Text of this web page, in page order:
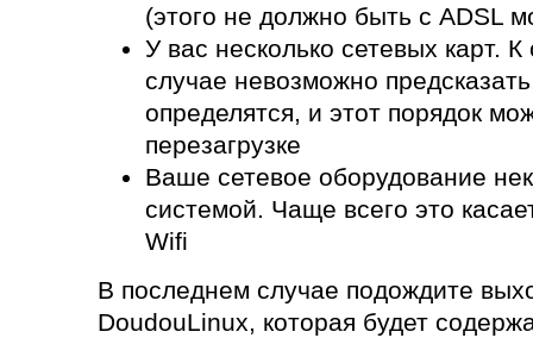
(этого не должно быть с ADSL
У вас несколько сетевых карт.
случае невозможно
определятся, и этот порядок
перезагрузке
Ваше сетевое оборудование
системой. Чаще всего это
Wifi
В последнем случае подождите
DoudouLinux, которая будет